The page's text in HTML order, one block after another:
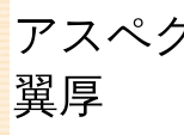
アスペ
翼